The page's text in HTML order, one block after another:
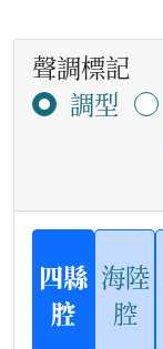
聲調標記
調型
四縣
腔
海陸
腔